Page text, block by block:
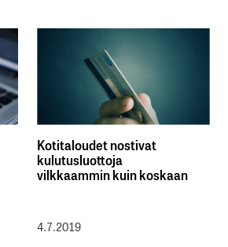
Kotitaloudet nostivat
kulutusluottoja
vilkkaammin kuin koskaan
4.7.2019